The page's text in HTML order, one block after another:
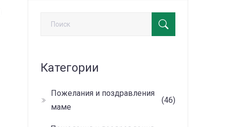
Категории
Пожелания и поздравления
маме
(46)